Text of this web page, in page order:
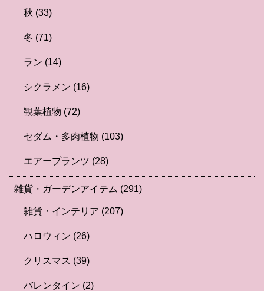
秋 (33)
冬 (71)
ラン (14)
シクラメン (16)
観葉植物 (72)
セダム・多肉植物 (103)
エアープランツ (28)
雑貨・ガーデンアイテム (291)
雑貨・インテリア (207)
ハロウィン (26)
クリスマス (39)
バレンタイン (2)